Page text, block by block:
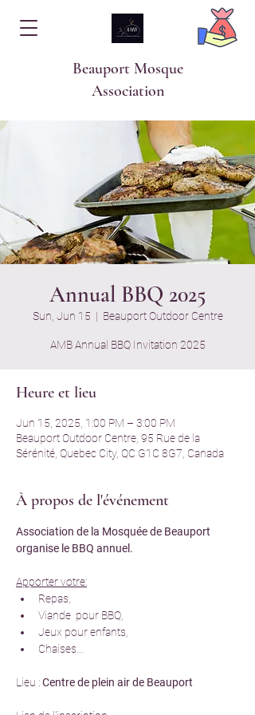
Beauport Mosque
Association
Annual BBQ 2025
Sun, Jun 15
  |
Beauport Outdoor Centre
AMB Annual BBQ Invitation 2025
Heure et lieu
Jun 15, 2025, 1:00 PM – 3:00 PM
Beauport Outdoor Centre, 95 Rue de la
Sérénité, Quebec City, QC G1C 8G7, Canada
À propos de l'événement
Association de la Mosquée de Beauport
organise le BBQ annuel.
Apporter votre:
Repas,
Viande  pour BBQ,
Jeux pour enfants,
Chaises...
Lieu : Centre de plein air de Beauport